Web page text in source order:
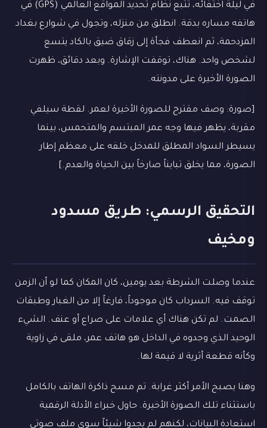
في ليلة اختفائه، تتبع نظام تحديد المواقع العالمي (GPS) في
هاتفه مساره بدقة. انطلق من منزله، وتجول في شوارع بغداد
المزدحمة، ثم انعطف فجأة إلى زقاق ضيق بالكاد يتسع
لشخص واحد. هناك، توقفت الإشارة. وبعد دقائق، ظهرت
الصورة الأخيرة على مدونته.
[صورة: وصف مقترح للصورة الأخيرة لعمر. لقطة سيلفي
مقربة، يظهر فيها وجه عمر المبتسم والمتحمس، بينما
يسيطر السواد المطلق للمدخل خلفه على معظم إطار
الصورة، مما يخلق تبايناً صارخاً بين الحياة والعدم.]
التحقيق الرسمي: طريق مسدود
ومخيف
عندما وصلت الشرطة بعد يومين، كان المكان كما لو أن الزمن
توقف فيه. السرداب كان موجوداً، فارغاً إلا من الغبار وطبقات
الصمت. لم تكن هناك أي علامات على صراع أو عنف. الشيء
الوحيد الذي وجدوه في الداخل هو هاتف عمر، ملقى في زاوية
وكأنه قطعة أثرية لا قيمة لها.
وهنا يصبح الأمر أكثر غرابة. تم مسح ذاكرة الهاتف بالكامل
باستثناء تلك الصورة الأخيرة. حاول خبراء الأدلة الرقمية
استعادة البيانات، لكنهم لم يجدوا شيئاً سوى ملف صوتي